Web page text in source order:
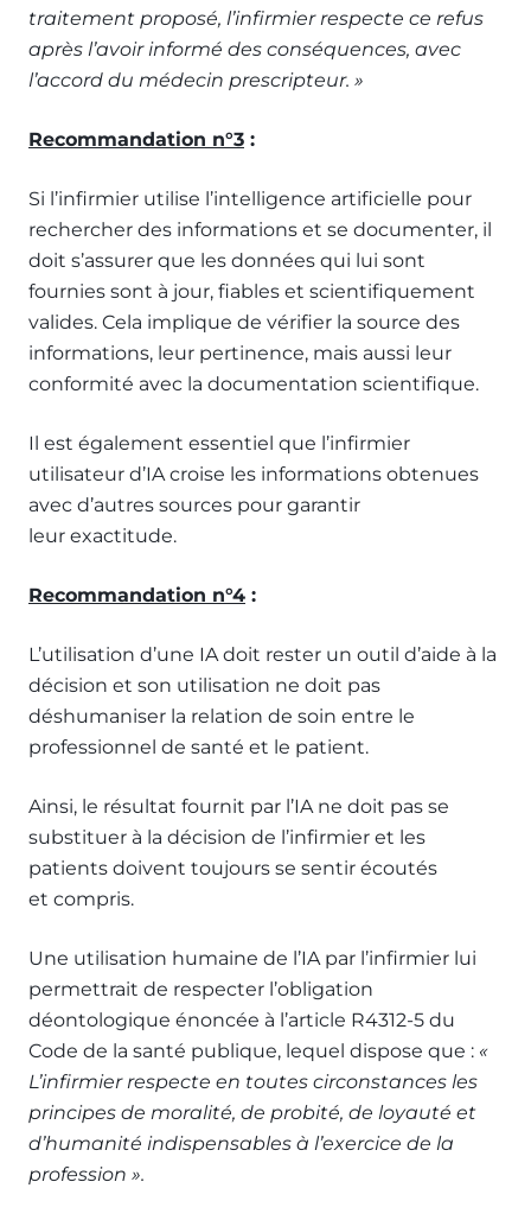
traitement proposé, l’infirmier respecte ce refus
après l’avoir informé des conséquences, avec
l’accord du médecin prescripteur. »
Recommandation n°3 :
Si l’infirmier utilise l’intelligence artificielle pour
rechercher des informations et se documenter, il
doit s’assurer que les données qui lui sont
fournies sont à jour, fiables et scientifiquement
valides. Cela implique de vérifier la source des
informations, leur pertinence, mais aussi leur
conformité avec la documentation scientifique.
Il est également essentiel que l’infirmier
utilisateur d’IA croise les informations obtenues
avec d’autres sources pour garantir
leur exactitude.
Recommandation n°4 :
L’utilisation d’une IA doit rester un outil d’aide à la
décision et son utilisation ne doit pas
déshumaniser la relation de soin entre le
professionnel de santé et le patient.
Ainsi, le résultat fournit par l’IA ne doit pas se
substituer à la décision de l’infirmier et les
patients doivent toujours se sentir écoutés
et compris.
Une utilisation humaine de l’IA par l’infirmier lui
permettrait de respecter l’obligation
déontologique énoncée à l’article R4312-5 du
Code de la santé publique, lequel dispose que : «
L’infirmier respecte en toutes circonstances les
principes de moralité, de probité, de loyauté et
d’humanité indispensables à l’exercice de la
profession ».